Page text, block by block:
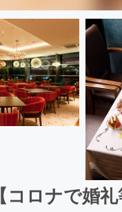
【コロナで婚